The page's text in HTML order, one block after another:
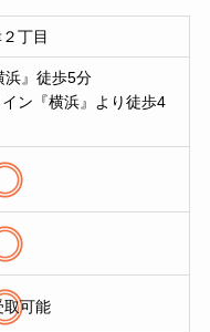
丁目
浜』徒歩5分
ン『横浜』より徒歩4
取可能